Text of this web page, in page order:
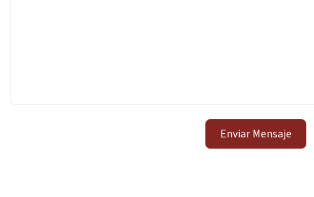
Enviar Mensaje